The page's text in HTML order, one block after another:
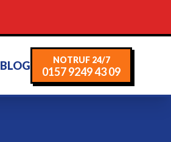
BLOG NOTRUF 24/7
0157 9249 43 09